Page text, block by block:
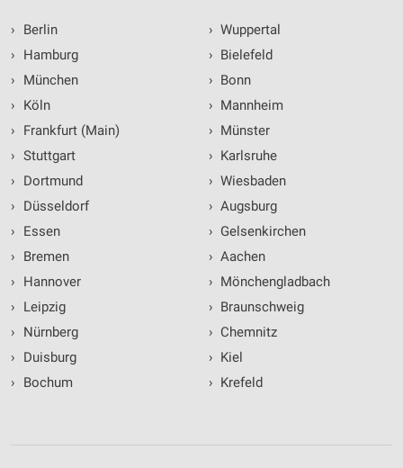
›
Berlin
›
Hamburg
›
München
›
Köln
›
Frankfurt (Main)
› Stuttgart
›
Dortmund
›
Düsseldorf
›
Essen
›
Bremen
›
Hannover
›
Leipzig
›
Nürnberg
›
Duisburg
›
Bochum
› Wuppertal
› Bielefeld
› Bonn
› Mannheim
› Münster
› Karlsruhe
› Wiesbaden
› Augsburg
› Gelsenkirchen
› Aachen
› Mönchengladbach
› Braunschweig
› Chemnitz
› Kiel
› Krefeld